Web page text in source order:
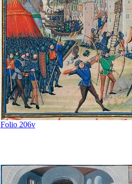
Folio 206v